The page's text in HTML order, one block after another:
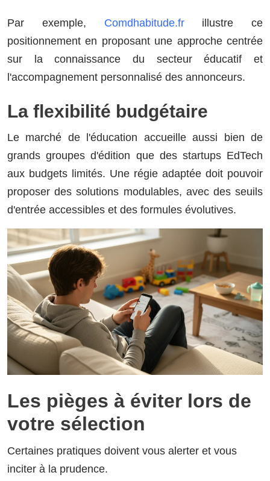
Par exemple, Comdhabitude.frillustre ce
positionnement en proposant une approche centrée
sur la connaissance du secteur éducatif et
l'accompagnement personnalisé des annonceurs.
La flexibilité budgétaire
Le marché de l'éducation accueille aussi bien de
grands groupes d'édition que des startups EdTech
aux budgets limités. Une régie adaptée doit pouvoir
proposer des solutions modulables, avec des seuils
d'entrée accessibles et des formules évolutives.
Les pièges à éviter lors de
votre sélection
Certaines pratiques doivent vous alerter et vous
inciter à la prudence.